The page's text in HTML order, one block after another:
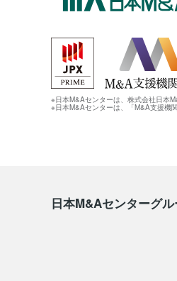
※日本M&Aセンターは、株式会社日本
※日本M&Aセンターは、「M&A支援機
日本M&Aセンターグ